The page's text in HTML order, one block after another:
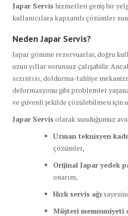
Japar Servis hizmetleri geniş bir
kullanıcılara kapsamlı çözümler
Neden Japar Servis?
Japar gömme rezervuarlar, doğru
uzun yıllar sorunsuz çalışabilir.
sızıntısı, doldurma-tahliye
deformasyonu gibi problemler
ve güvenli şekilde çözülebilmesi için
Japar Servis olarak sunduğumuz
Uzman teknisyen
çözümler,
Orijinal Japar yedek
onarım,
Hızlı servis ağı
Müşteri memnuniyeti